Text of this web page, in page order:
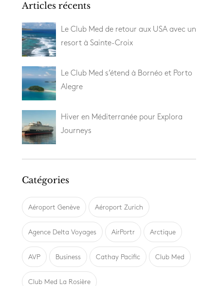
Articles récents
Le Club Med de retour aux USA avec un
resort à Sainte-Croix
Le Club Med s’étend à Bornéo et Porto
Alegre
Hiver en Méditerranée pour Explora
Journeys
Catégories
Aéroport Genève Aéroport Zurich
Agence Delta Voyages AirPortr Arctique
AVP Business Cathay Pacific Club Med
Club Med La Rosière